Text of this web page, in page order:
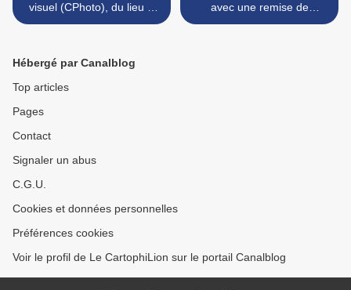
visuel (CPhoto), du lieu &
de l’objet de cette
belfortaine ?
avec une remise de
médaille à Belfort ? >
Hébergé par Canalblog
Top articles
Pages
Contact
Signaler un abus
C.G.U.
Cookies et données personnelles
Préférences cookies
Voir le profil de Le CartophiLion sur le portail Canalblog